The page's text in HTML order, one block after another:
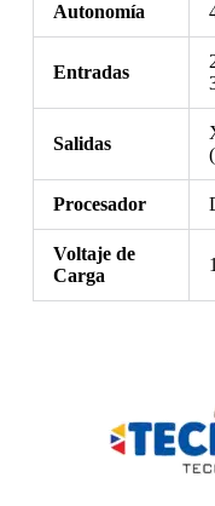
Autonomía
Entradas
Salidas
Procesador
Voltaje de
Carga